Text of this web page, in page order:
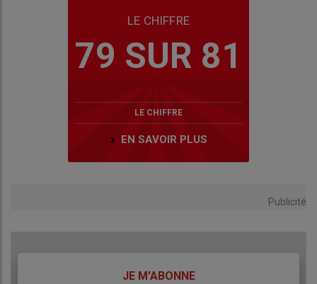
LE CHIFFRE
79 SUR 81
LE CHIFFRE
EN SAVOIR PLUS
Publicité
JE M'ABONNE